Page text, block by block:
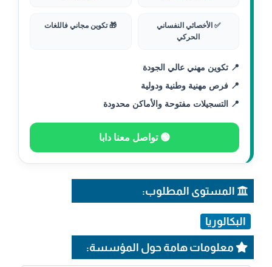
✅ الأخصائي النفساني
الحركي
🎁 تكوين مجاني فاللغات
📍 تكوين مهني عالي الجودة
📍 فرص مهنية وطنية ودولية
📍 التسجيلات مفتوحة والأماكن محدودة
🟢 تواصل معنا دابا
المستوى المطلوب:
البكالوريا
معلومات هامة حول المؤسسة: